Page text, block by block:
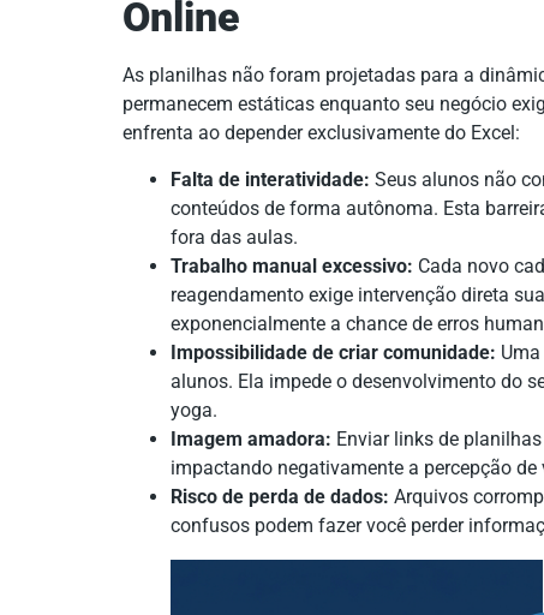
Online
As planilhas não foram projetadas para a
permanecem estáticas enquanto seu negócio
enfrenta ao depender exclusivamente do Excel:
Falta de interatividade: Seus alunos não
conteúdos de forma autônoma. Esta
fora das aulas.
Trabalho manual excessivo: Cada novo
reagendamento exige intervenção direta
exponencialmente a chance de erros
Impossibilidade de criar comunidade:
alunos. Ela impede o desenvolvimento do
yoga.
Imagem amadora: Enviar links de
impactando negativamente a percepção
Risco de perda de dados: Arquivos
confusos podem fazer você perder